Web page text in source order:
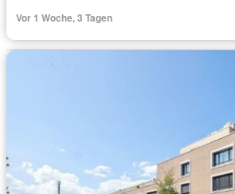
Vor 1 Woche, 3 Tagen